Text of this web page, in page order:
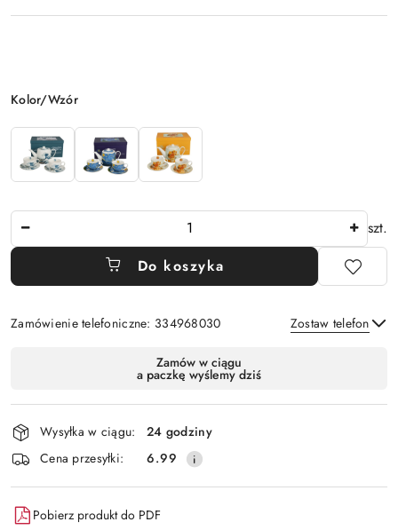
Wariant
Kolor/Wzór
szt.
Do koszyka
Zamówienie telefoniczne: 334968030 Zostaw telefon
Wyślij
dostawa
Zamów w ciągu
a paczkę wyślemy dziś
Wysyłka w ciągu:
24 godziny
Cena przesyłki:
6.99
Pobierz produkt do PDF